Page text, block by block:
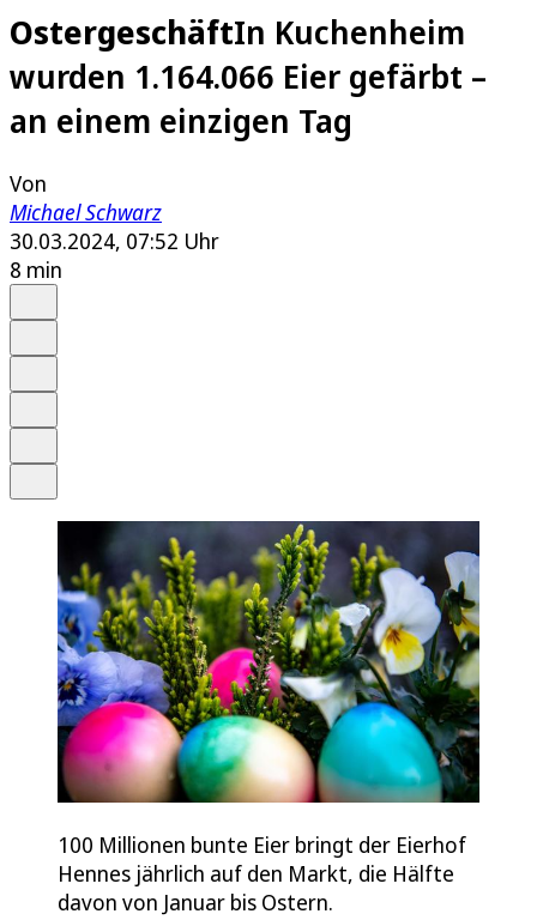
OstergeschäftIn Kuchenheim
wurden 1.164.066 Eier gefärbt –
an einem einzigen Tag
Von
Michael Schwarz
30.03.2024, 07:52 Uhr
8 min
100 Millionen bunte Eier bringt der Eierhof
Hennes jährlich auf den Markt, die Hälfte
davon von Januar bis Ostern.